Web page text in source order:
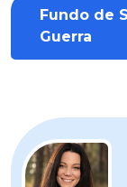
Fundo de
Guerra